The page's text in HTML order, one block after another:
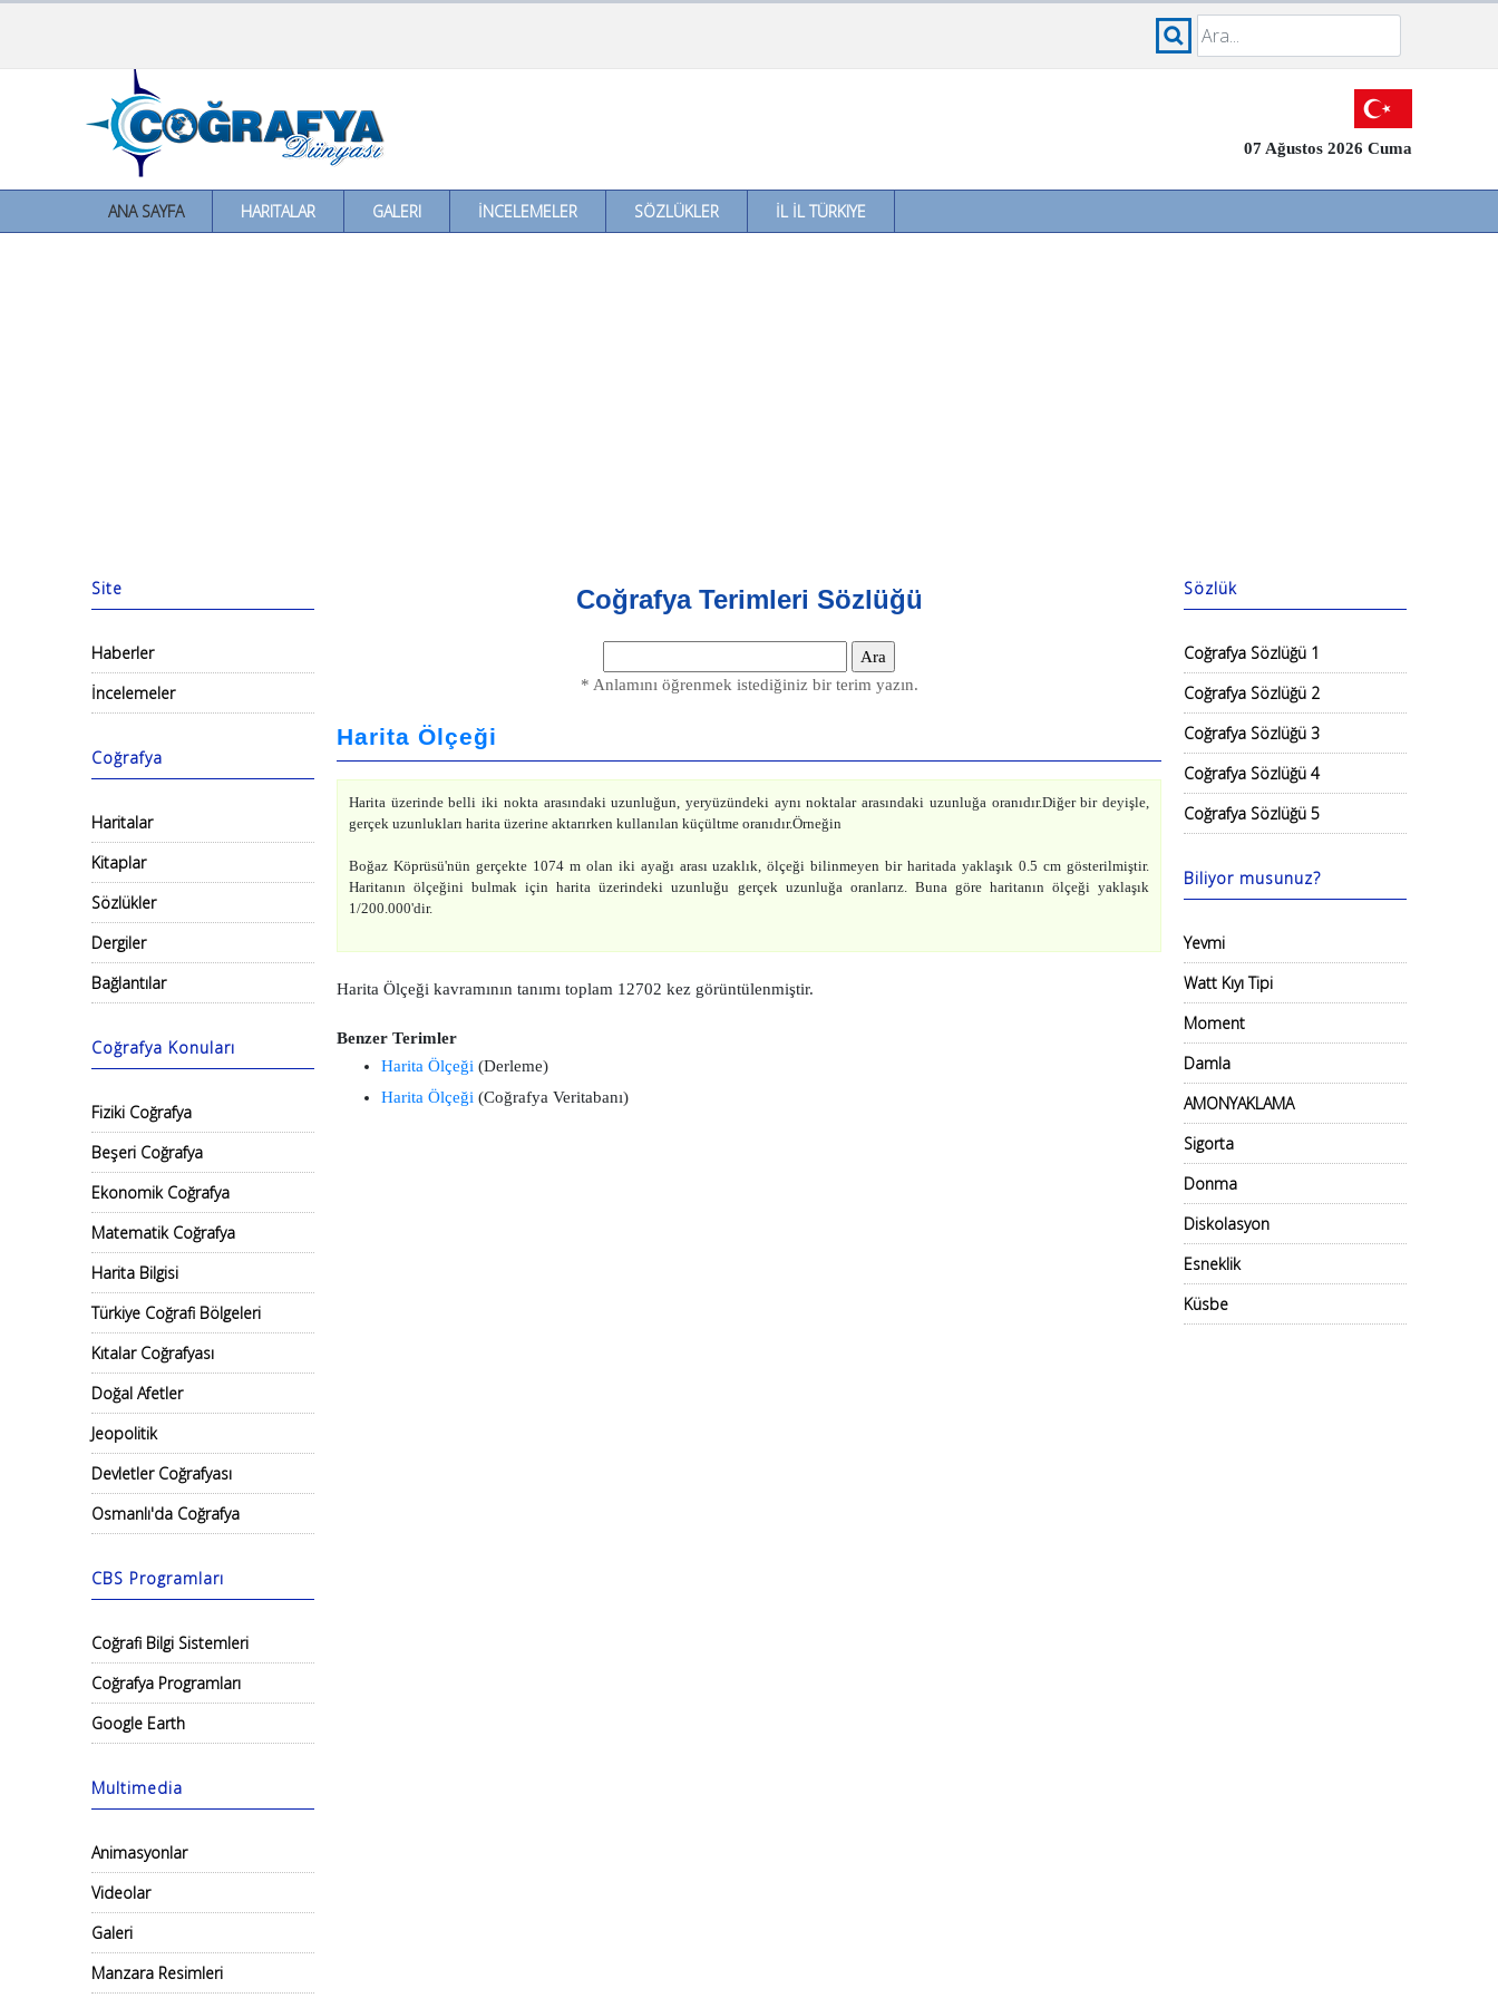
07 Ağustos 2026 Cuma
ANA SAYFA HARITALAR GALERI İNCELEMELER SÖZLÜKLER İL İL TÜRKIYE
Site
Haberler
İncelemeler
Coğrafya
Haritalar
Kitaplar
Sözlükler
Dergiler
Bağlantılar
Coğrafya Konuları
Fiziki Coğrafya
Beşeri Coğrafya
Ekonomik Coğrafya
Matematik Coğrafya
Harita Bilgisi
Türkiye Coğrafi Bölgeleri
Kıtalar Coğrafyası
Doğal Afetler
Jeopolitik
Devletler Coğrafyası
Osmanlı'da Coğrafya
CBS Programları
Coğrafi Bilgi Sistemleri
Coğrafya Programları
Google Earth
Multimedia
Animasyonlar
Videolar
Galeri
Manzara Resimleri
Coğrafya Terimleri Sözlüğü
* Anlamını öğrenmek istediğiniz bir terim yazın.
Harita Ölçeği
Harita üzerinde belli iki nokta arasındaki uzunluğun, yeryüzündeki aynı noktalar arasındaki uzunluğa oranıdır.Diğer bir deyişle,
gerçek uzunlukları harita üzerine aktarırken kullanılan küçültme oranıdır.Örneğin
Boğaz Köprüsü'nün gerçekte 1074 m olan iki ayağı arası uzaklık, ölçeği bilinmeyen bir haritada yaklaşık 0.5 cm gösterilmiştir.
Haritanın ölçeğini bulmak için harita üzerindeki uzunluğu gerçek uzunluğa oranlarız. Buna göre haritanın ölçeği yaklaşık
1/200.000'dir.
Harita Ölçeği kavramının tanımı toplam 12702 kez görüntülenmiştir.
Benzer Terimler
Harita Ölçeği (Derleme)
Harita Ölçeği (Coğrafya Veritabanı)
Sözlük
Coğrafya Sözlüğü 1
Coğrafya Sözlüğü 2
Coğrafya Sözlüğü 3
Coğrafya Sözlüğü 4
Coğrafya Sözlüğü 5
Biliyor musunuz?
Yevmi
Watt Kıyı Tipi
Moment
Damla
AMONYAKLAMA
Sigorta
Donma
Diskolasyon
Esneklik
Küsbe